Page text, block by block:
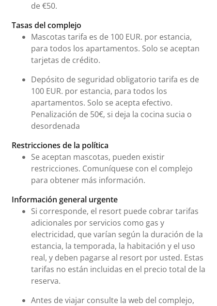
de €50.
Tasas del complejo
Mascotas tarifa es de 100 EUR. por estancia,
para todos los apartamentos. Solo se aceptan
tarjetas de crédito.
Depósito de seguridad obligatorio tarifa es de
100 EUR. por estancia, para todos los
apartamentos. Solo se acepta efectivo.
Penalización de 50€‚ si deja la cocina sucia o
desordenada
Restricciones de la política
Se aceptan mascotas, pueden existir
restricciones. Comuníquese con el complejo
para obtener más información.
Información general urgente
Si corresponde, el resort puede cobrar tarifas
adicionales por servicios como gas y
electricidad, que varían según la duración de la
estancia, la temporada, la habitación y el uso
real, y deben pagarse al resort por usted. Estas
tarifas no están incluidas en el precio total de la
reserva.
Antes de viajar consulte la web del complejo,